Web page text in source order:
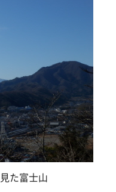
た富士山